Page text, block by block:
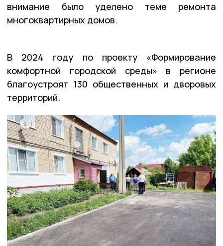
внимание было уделено теме ремонта
многоквартирных домов.
В 2024 году по проекту «Формирование
комфортной городской среды» в регионе
благоустроят 130 общественных и дворовых
территорий.